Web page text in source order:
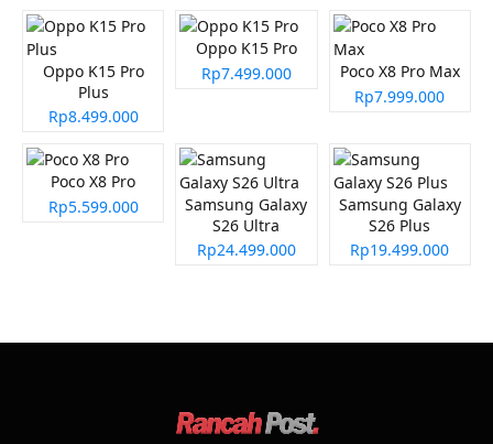
Oppo K15 Pro
Plus
Rp8.499.000
Oppo K15 Pro
Rp7.499.000
Poco X8 Pro Max
Rp7.999.000
Poco X8 Pro
Rp5.599.000
Samsung Galaxy
S26 Ultra
Rp24.499.000
Samsung Galaxy
S26 Plus
Rp19.499.000